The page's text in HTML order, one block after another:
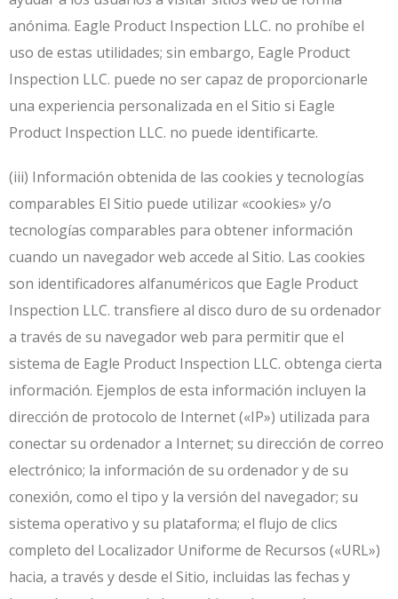
anónima. Eagle Product Inspection LLC. no prohíbe el
uso de estas utilidades; sin embargo, Eagle Product
Inspection LLC. puede no ser capaz de proporcionarle
una experiencia personalizada en el Sitio si Eagle
Product Inspection LLC. no puede identificarte.
(iii) Información obtenida de las cookies y tecnologías
comparables El Sitio puede utilizar «cookies» y/o
tecnologías comparables para obtener información
cuando un navegador web accede al Sitio. Las cookies
son identificadores alfanuméricos que Eagle Product
Inspection LLC. transfiere al disco duro de su ordenador
a través de su navegador web para permitir que el
sistema de Eagle Product Inspection LLC. obtenga cierta
información. Ejemplos de esta información incluyen la
dirección de protocolo de Internet («IP») utilizada para
conectar su ordenador a Internet; su dirección de correo
electrónico; la información de su ordenador y de su
conexión, como el tipo y la versión del navegador; su
sistema operativo y su plataforma; el flujo de clics
completo del Localizador Uniforme de Recursos («URL»)
hacia, a través y desde el Sitio, incluidas las fechas y